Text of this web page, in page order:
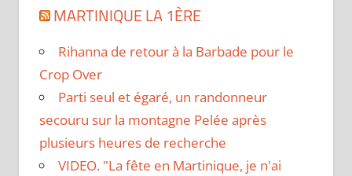
MARTINIQUE LA 1ÈRE
Rihanna de retour à la Barbade pour le
Crop Over
Parti seul et égaré, un randonneur
secouru sur la montagne Pelée après
plusieurs heures de recherche
VIDEO. "La fête en Martinique, je n'ai